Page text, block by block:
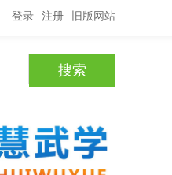
旧版网站
注册
登录